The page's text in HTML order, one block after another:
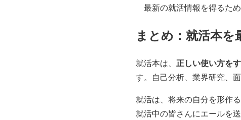
最新の就活情報を得るた
まとめ：就活本を
就活本は、 正しい使い方を
す。自己分析、業界研究、
就活は、将来の自分を形作
就活中の皆さんにエールを送